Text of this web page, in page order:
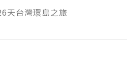
天台灣環島之旅